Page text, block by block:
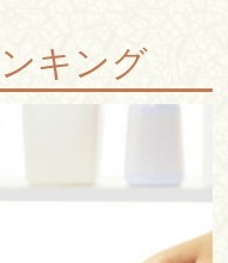
キング